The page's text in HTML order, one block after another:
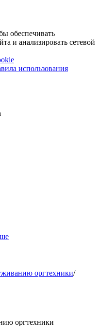
обеспечивать
и анализировать сетевой
использования
оргтехники/
оргтехники